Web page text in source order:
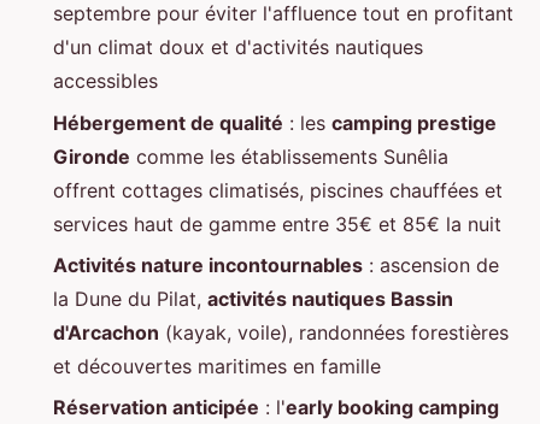
septembre pour éviter l'affluence tout en profitant
d'un climat doux et d'activités nautiques
accessibles
Hébergement de qualité : les camping prestige
Gironde comme les établissements Sunêlia
offrent cottages climatisés, piscines chauffées et
services haut de gamme entre 35€ et 85€ la nuit
Activités nature incontournables : ascension de
la Dune du Pilat, activités nautiques Bassin
d'Arcachon (kayak, voile), randonnées forestières
et découvertes maritimes en famille
Réservation anticipée : l'early booking camping